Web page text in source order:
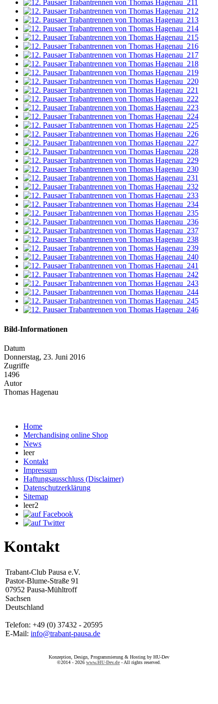
Bild-Informationen
Datum
Donnerstag, 23. Juni 2016
Zugriffe
1496
Autor
Thomas Hagenau
Home
Merchandising online Shop
News
leer
Kontakt
Impressum
Haftungsausschluss (Disclaimer)
Datenschutzerklärung
Sitemap
leer2
Kontakt
Trabant-Club Pausa e.V.
Pastor-Blume-Straße 91
07952 Pausa-Mühltroff
Sachsen
Deutschland
Telefon: +49 (0) 37432 - 20595
E-Mail: info@trabant-pausa.de
Konzeption, Design, Programmierung & Hosting by HU-Dev
©2014 - 2026 www.HU-Dev.de - All rights reserved.